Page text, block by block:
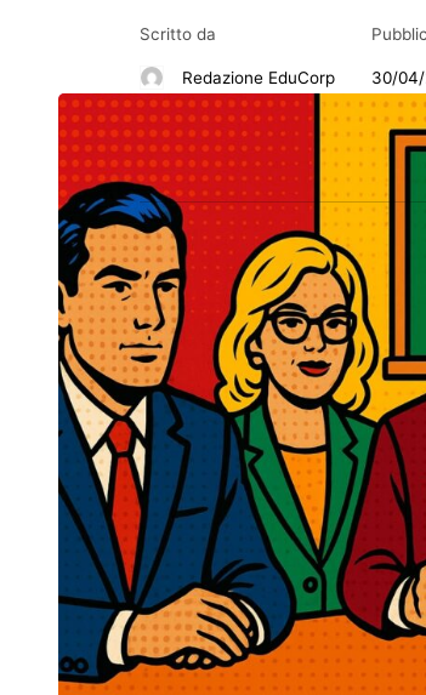
Scritto da
Redazione EduCorp 30/